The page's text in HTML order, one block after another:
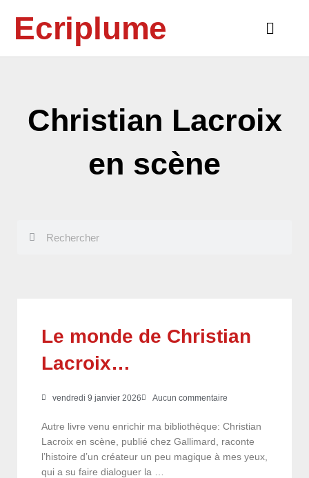
contenuEcriplume
Main
Christian Lacroix
en scène
Le monde de Christian
Lacroix…
vendredi 9 janvier 2026 Aucun commentaire
Autre livre venu enrichir ma bibliothèque: Christian
Lacroix en scène, publié chez Gallimard, raconte
l’histoire d’un créateur un peu magique à mes yeux,
qui a su faire dialoguer la …